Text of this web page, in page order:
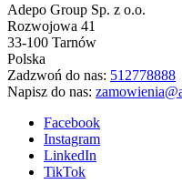
Adepo Group Sp. z o.o.
Rozwojowa 41
33-100 Tarnów
Polska
Zadzwoń do nas: 512778888
Napisz do nas:
Facebook
Instagram
LinkedIn
TikTok